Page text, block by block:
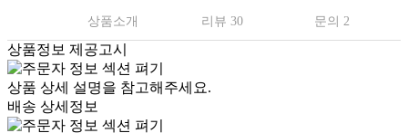
상품소개 리뷰 30 문의 2
상품정보 제공고시
상품 상세 설명을 참고해주세요.
배송 상세정보